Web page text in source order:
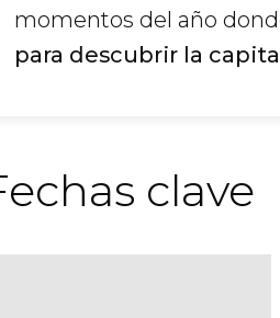
momentos del año
para descubrir la
clave